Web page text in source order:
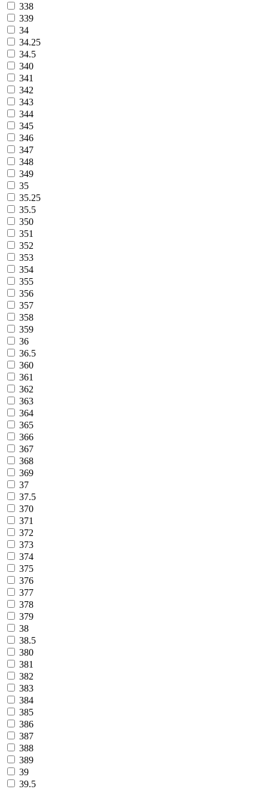
338
339
34
34.25
34.5
340
341
342
343
344
345
346
347
348
349
35
35.25
35.5
350
351
352
353
354
355
356
357
358
359
36
36.5
360
361
362
363
364
365
366
367
368
369
37
37.5
370
371
372
373
374
375
376
377
378
379
38
38.5
380
381
382
383
384
385
386
387
388
389
39
39.5